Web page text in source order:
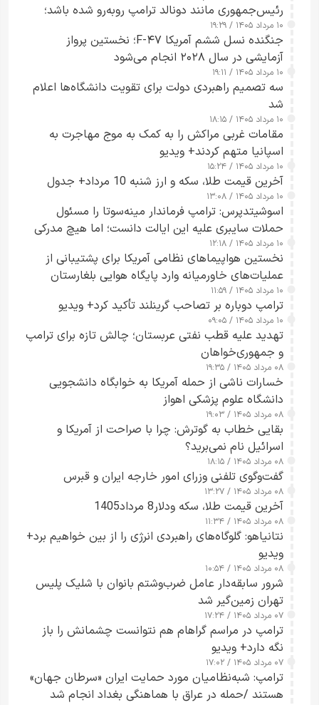
رئیس‌جمهوری مانند دونالد ترامپ روبه‌رو شده باشد؛
کسی که واقعاً دست به اقدام می‌زند
۱۰ مرداد ۱۴۰۵ / ۱۹:۲۹
جنگنده نسل ششم آمریکا F-۴۷؛ نخستین پرواز
آزمایشی در سال ۲۰۲۸ انجام می‌شود
۱۰ مرداد ۱۴۰۵ / ۱۹:۱۱
سه تصمیم راهبردی دولت برای تقویت دانشگاه‌ها اعلام
شد
۱۰ مرداد ۱۴۰۵ / ۱۸:۱۵
مقامات غربی مراکش را به کمک به موج مهاجرت به
اسپانیا متهم کردند+ ویدیو
۱۰ مرداد ۱۴۰۵ / ۱۵:۲۴
آخرین قیمت طلا، سکه و ارز شنبه 10 مرداد+ جدول
۱۰ مرداد ۱۴۰۵ / ۱۳:۰۸
اسوشیتدپرس: ترامپ فرماندار مینه‌سوتا را مسئول
حملات سایبری علیه این ایالت دانست؛ اما هیچ مدرکی
ارائه نکرد
۱۰ مرداد ۱۴۰۵ / ۱۲:۱۸
نخستین هواپیماهای نظامی آمریکا برای پشتیبانی از
عملیات‌های خاورمیانه وارد پایگاه هوایی بلغارستان
شدند
۱۰ مرداد ۱۴۰۵ / ۱۱:۵۹
ترامپ دوباره بر تصاحب گرینلند تأکید کرد+ ویدیو
۱۰ مرداد ۱۴۰۵ / ۰۹:۰۵
تهدید علیه قطب نفتی عربستان؛ چالش تازه برای ترامپ
و جمهوری‌خواهان
۰۸ مرداد ۱۴۰۵ / ۱۹:۳۵
خسارات ناشی از حمله آمریکا به خوابگاه دانشجویی
دانشگاه علوم پزشکی اهواز
۰۸ مرداد ۱۴۰۵ / ۱۹:۰۳
بقایی خطاب به گوترش: چرا با صراحت از آمریکا و
اسرائیل نام نمی‌برید؟
۰۸ مرداد ۱۴۰۵ / ۱۸:۱۵
گفت‌وگوی تلفنی وزرای امور خارجه ایران و قبرس
۰۸ مرداد ۱۴۰۵ / ۱۳:۲۷
آخرین قیمت طلا، سکه ودلار8 مرداد1405
۰۸ مرداد ۱۴۰۵ / ۱۱:۳۴
نتانیاهو: گلوگاه‌های راهبردی انرژی را از بین خواهیم برد+
ویدیو
۰۸ مرداد ۱۴۰۵ / ۱۰:۵۴
شرور سابقه‌دار عامل ضرب‌وشتم بانوان با شلیک پلیس
تهران زمین‌گیر شد
۰۷ مرداد ۱۴۰۵ / ۱۷:۲۴
ترامپ در مراسم گراهام هم نتوانست چشمانش را باز
نگه دارد+ ویدیو
۰۷ مرداد ۱۴۰۵ / ۱۷:۰۲
ترامپ: شبه‌نظامیان مورد حمایت ایران «سرطان جهان»
هستند /حمله در عراق با هماهنگی بغداد انجام شد